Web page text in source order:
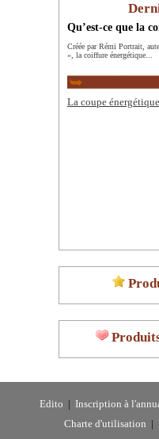
Qu’est-ce que la
Créée par Rémi Portrait,
», la coiffure énergétique...
La coupe
Edito Inscription à
Charte d'utilisation